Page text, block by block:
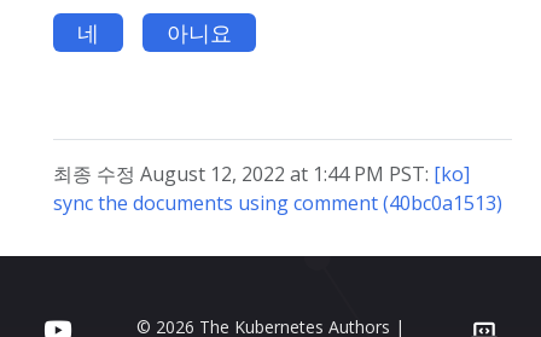
네 아니요
최종 수정 August 12, 2022 at 1:44 PM PST: [ko]
sync the documents using comment (40bc0a1513)
© 2026 The Kubernetes Authors |